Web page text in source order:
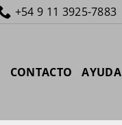
+54 9 11 3925-7883
CONTACTO AYUDA